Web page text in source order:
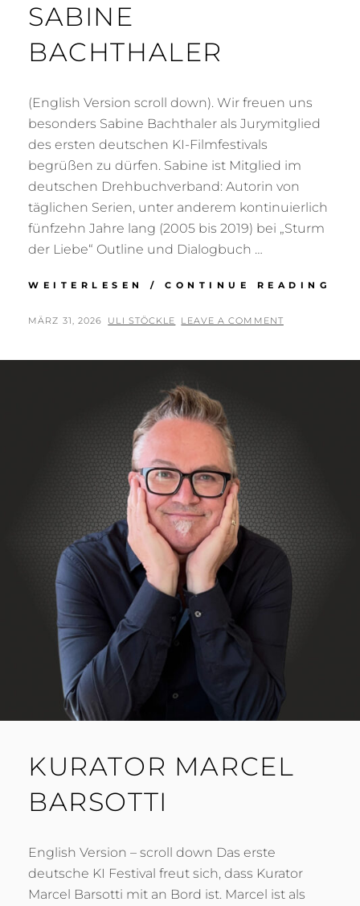
SABINE
BACHTHALER
(English Version scroll down). Wir freuen uns
besonders Sabine Bachthaler als Jurymitglied
des ersten deutschen KI-Filmfestivals
begrüßen zu dürfen. Sabine ist Mitglied im
deutschen Drehbuchverband: Autorin von
täglichen Serien, unter anderem kontinuierlich
fünfzehn Jahre lang (2005 bis 2019) bei „Sturm
der Liebe“ Outline und Dialogbuch …
WEITERLESEN / CONTINUE READING
POSTED
MÄRZ 31, 2026 BY
ULI STÖCKLE LEAVE A COMMENT
KURATOR MARCEL
BARSOTTI
English Version – scroll down Das erste
deutsche KI Festival freut sich, dass Kurator
Marcel Barsotti mit an Bord ist. Marcel ist als